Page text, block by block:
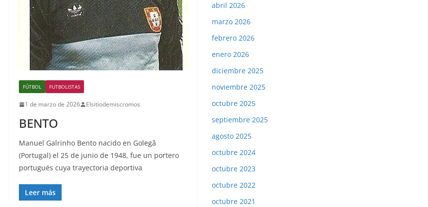
FÚTBOL FUTBOLISTAS
1 de marzo de 2026 Elsitiodemiscromos
BENTO
Manuel Galrinho Bento nacido en Golegã
(Portugal) el 25 de junio de 1948, fue un portero
portugués cuya trayectoria deportiva
Leer más
abril 2026
marzo 2026
febrero 2026
enero 2026
diciembre 2025
noviembre 2025
octubre 2025
septiembre 2025
agosto 2025
octubre 2024
octubre 2023
octubre 2022
octubre 2021